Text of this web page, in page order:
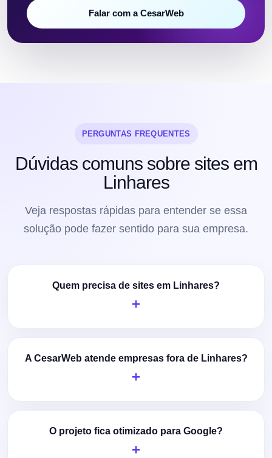
Falar com a CesarWeb
PERGUNTAS FREQUENTES
Dúvidas comuns sobre sites em
Linhares
Veja respostas rápidas para entender se essa
solução pode fazer sentido para sua empresa.
Quem precisa de sites em Linhares?
A CesarWeb atende empresas fora de Linhares?
O projeto fica otimizado para Google?